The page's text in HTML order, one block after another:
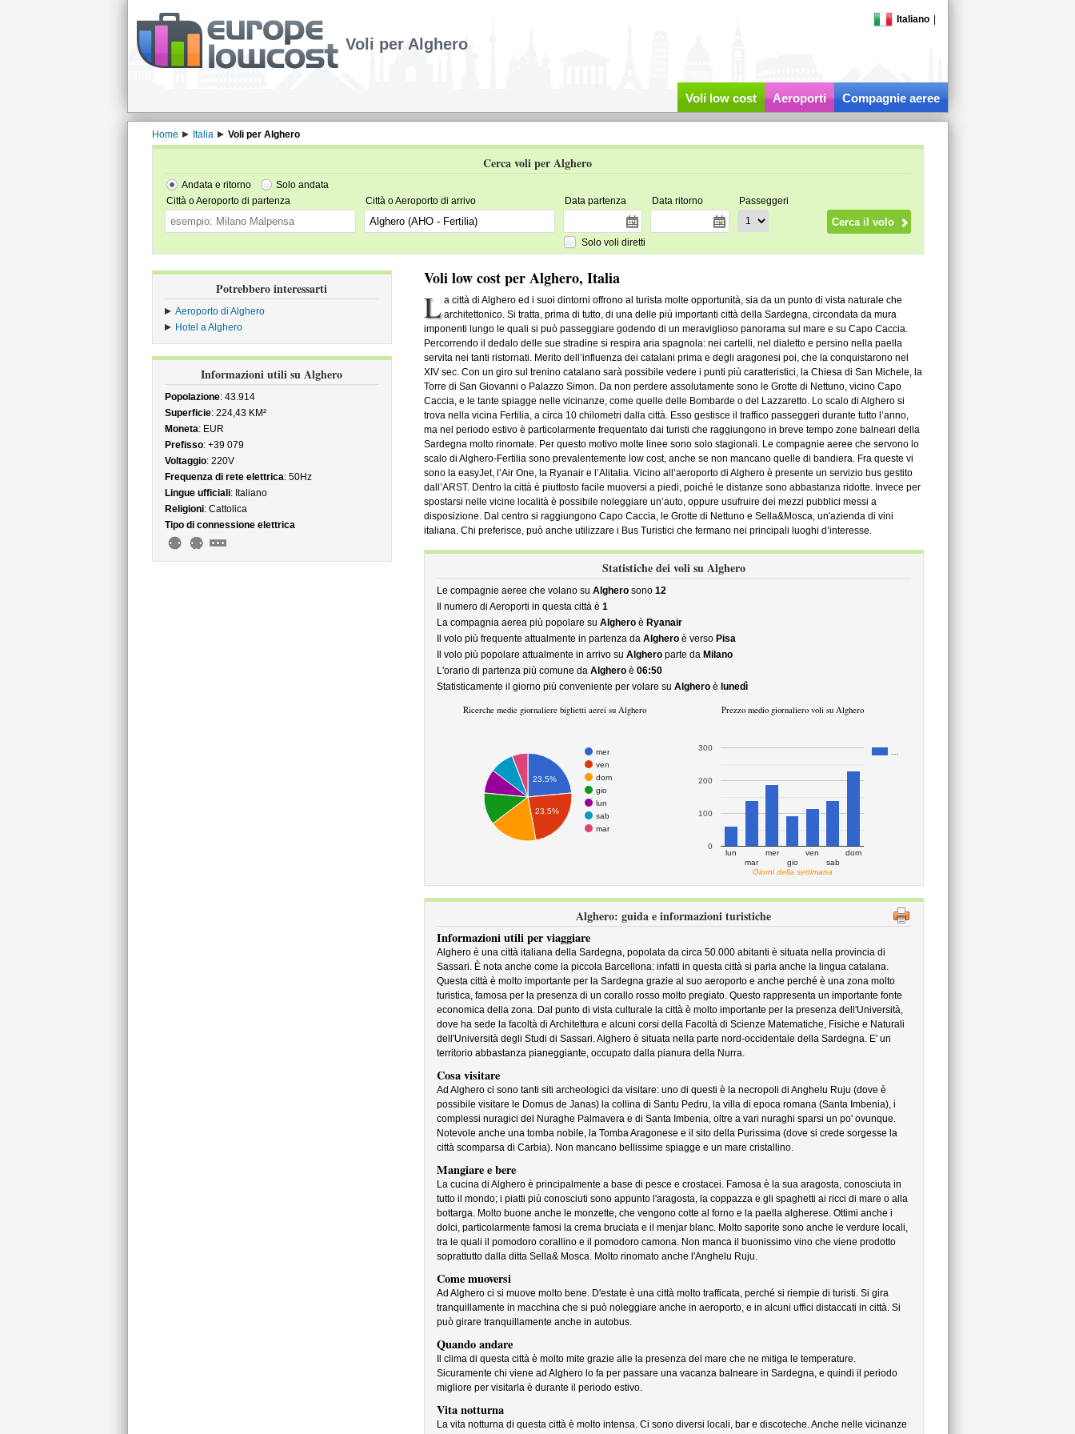
Italiano
Voli per Alghero
Voli low cost Aeroporti Compagnie aeree
Home Italia Voli per Alghero
Cerca voli per Alghero
Andata e ritorno
Solo andata
Città o Aeroporto di partenza
Città o Aeroporto di arrivo Data partenza Data ritorno Passeggeri
Solo voli diretti
Potrebbero interessarti
Aeroporto di Alghero
Hotel a Alghero
Informazioni utili su Alghero
Popolazione: 43.914
Superficie: 224,43 KM²
Moneta: EUR
Prefisso: +39 079
Voltaggio: 220V
Frequenza di rete elettrica: 50Hz
Lingue ufficiali: Italiano
Religioni: Cattolica
Tipo di connessione elettrica
Voli low cost per Alghero, Italia
L a città di Alghero ed i suoi dintorni offrono al turista molte opportunità, sia da un punto di vista naturale che
architettonico. Si tratta, prima di tutto, di una delle più importanti città della Sardegna, circondata da mura
imponenti lungo le quali si può passeggiare godendo di un meraviglioso panorama sul mare e su Capo Caccia.
Percorrendo il dedalo delle sue stradine si respira aria spagnola: nei cartelli, nel dialetto e persino nella paella
servita nei tanti ristornati. Merito dell’influenza dei catalani prima e degli aragonesi poi, che la conquistarono nel
XIV sec. Con un giro sul trenino catalano sarà possibile vedere i punti più caratteristici, la Chiesa di San Michele, la
Torre di San Giovanni o Palazzo Simon. Da non perdere assolutamente sono le Grotte di Nettuno, vicino Capo
Caccia, e le tante spiagge nelle vicinanze, come quelle delle Bombarde o del Lazzaretto. Lo scalo di Alghero si
trova nella vicina Fertilia, a circa 10 chilometri dalla città. Esso gestisce il traffico passeggeri durante tutto l’anno,
ma nel periodo estivo è particolarmente frequentato dai turisti che raggiungono in breve tempo zone balneari della
Sardegna molto rinomate. Per questo motivo molte linee sono solo stagionali. Le compagnie aeree che servono lo
scalo di Alghero-Fertilia sono prevalentemente low cost, anche se non mancano quelle di bandiera. Fra queste vi
sono la easyJet, l’Air One, la Ryanair e l’Alitalia. Vicino all’aeroporto di Alghero è presente un servizio bus gestito
dall’ARST. Dentro la città è piuttosto facile muoversi a piedi, poiché le distanze sono abbastanza ridotte. Invece per
spostarsi nelle vicine località è possibile noleggiare un’auto, oppure usufruire dei mezzi pubblici messi a
disposizione. Dal centro si raggiungono Capo Caccia, le Grotte di Nettuno e Sella&Mosca, un'azienda di vini
italiana. Chi preferisce, può anche utilizzare i Bus Turistici che fermano nei principali luoghi d’interesse.
Statistiche dei voli su Alghero
Le compagnie aeree che volano su Algherosono 12
Il numero di Aeroporti in questa città è 1
La compagnia aerea più popolare su Algheroè Ryanair
Il volo più frequente attualmente in partenza da Algheroè verso Pisa
Il volo più popolare attualmente in arrivo su Algheroparte da Milano
L'orario di partenza più comune da Algheroè 06:50
Statisticamente il giorno più conveniente per volare su Algheroè lunedì
Ricerche medie giornaliere biglietti aerei su Alghero
mer
ven
dom
gio
lun
sab
mar
23.5%
23.5%
Prezzo medio giornaliero voli su Alghero
lun
mar
mer
gio
ven
sab
dom
0
100
200
300
Giorni della settimana
Alghero: guida e informazioni turistiche
Informazioni utili per viaggiare
Alghero è una città italiana della Sardegna, popolata da circa 50.000 abitanti è situata nella provincia di
Sassari. È nota anche come la piccola Barcellona: infatti in questa città si parla anche la lingua catalana.
Questa città è molto importante per la Sardegna grazie al suo aeroporto e anche perché è una zona molto
turistica, famosa per la presenza di un corallo rosso molto pregiato. Questo rappresenta un importante fonte
economica della zona. Dal punto di vista culturale la città è molto importante per la presenza dell'Università,
dove ha sede la facoltà di Architettura e alcuni corsi della Facoltà di Scienze Matematiche, Fisiche e Naturali
dell'Università degli Studi di Sassari. Alghero è situata nella parte nord-occidentale della Sardegna. E' un
territorio abbastanza pianeggiante, occupato dalla pianura della Nurra.
Cosa visitare
Ad Alghero ci sono tanti siti archeologici da visitare: uno di questi è la necropoli di Anghelu Ruju (dove è
possibile visitare le Domus de Janas) la collina di Santu Pedru, la villa di epoca romana (Santa Imbenia), i
complessi nuragici del Nuraghe Palmavera e di Santa Imbenia, oltre a vari nuraghi sparsi un po' ovunque.
Notevole anche una tomba nobile, la Tomba Aragonese e il sito della Purissima (dove si crede sorgesse la
città scomparsa di Carbia). Non mancano bellissime spiagge e un mare cristallino.
Mangiare e bere
La cucina di Alghero è principalmente a base di pesce e crostacei. Famosa è la sua aragosta, conosciuta in
tutto il mondo; i piatti più conosciuti sono appunto l'aragosta, la coppazza e gli spaghetti ai ricci di mare o alla
bottarga. Molto buone anche le monzette, che vengono cotte al forno e la paella algherese. Ottimi anche i
dolci, particolarmente famosi la crema bruciata e il menjar blanc. Molto saporite sono anche le verdure locali,
tra le quali il pomodoro corallino e il pomodoro camona. Non manca il buonissimo vino che viene prodotto
soprattutto dalla ditta Sella& Mosca. Molto rinomato anche l'Anghelu Ruju.
Come muoversi
Ad Alghero ci si muove molto bene. D'estate è una città molto trafficata, perché si riempie di turisti. Si gira
tranquillamente in macchina che si può noleggiare anche in aeroporto, e in alcuni uffici distaccati in città. Si
può girare tranquillamente anche in autobus.
Quando andare
Il clima di questa città è molto mite grazie alle la presenza del mare che ne mitiga le temperature.
Sicuramente chi viene ad Alghero lo fa per passare una vacanza balneare in Sardegna, e quindi il periodo
migliore per visitarla è durante il periodo estivo.
Vita notturna
La vita notturna di questa città è molto intensa. Ci sono diversi locali, bar e discoteche. Anche nelle vicinanze